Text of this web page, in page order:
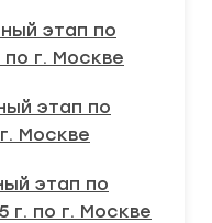
этап по
г. Москве
этап по
Москве
этап по
г. по г. Москве